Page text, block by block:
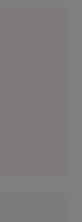
au
l’avenir.